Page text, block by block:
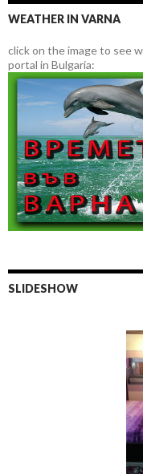
WEATHER IN VARNA
click on the image to see
portal in Bulgaria:
SLIDESHOW